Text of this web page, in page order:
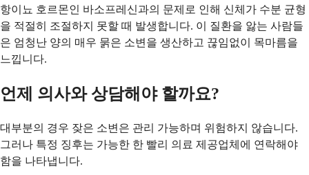
항이뇨 호르몬인 바소프레신과의 문제로 인해 신체가 수분 균형
을 적절히 조절하지 못할 때 발생합니다. 이 질환을 앓는 사람들
은 엄청난 양의 매우 묽은 소변을 생산하고 끊임없이 목마름을
느낍니다.
언제 의사와 상담해야 할까요?
대부분의 경우 잦은 소변은 관리 가능하며 위험하지 않습니다.
그러나 특정 징후는 가능한 한 빨리 의료 제공업체에 연락해야
함을 나타냅니다.